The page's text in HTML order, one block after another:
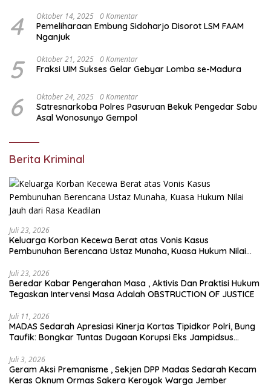
4 Oktober 14, 2025 0 Komentar
Pemeliharaan Embung Sidoharjo Disorot LSM FAAM
Nganjuk
5 Oktober 21, 2025 0 Komentar
Fraksi UIM Sukses Gelar Gebyar Lomba se-Madura
6 Oktober 24, 2025 0 Komentar
Satresnarkoba Polres Pasuruan Bekuk Pengedar Sabu
Asal Wonosunyo Gempol
Berita Kriminal
Juli 23, 2026
Keluarga Korban Kecewa Berat atas Vonis Kasus
Pembunuhan Berencana Ustaz Munaha, Kuasa Hukum Nilai
Juli 23, 2026
Beredar Kabar Pengerahan Masa , Aktivis Dan Praktisi Hukum
Tegaskan Intervensi Masa Adalah OBSTRUCTION OF JUSTICE
Juli 11, 2026
MADAS Sedarah Apresiasi Kinerja Kortas Tipidkor Polri, Bung
Taufik: Bongkar Tuntas Dugaan Korupsi Eks Jampidsus
Juli 3, 2026
Geram Aksi Premanisme , Sekjen DPP Madas Sedarah Kecam
Keras Oknum Ormas Sakera Keroyok Warga Jember